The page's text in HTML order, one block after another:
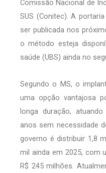
Comissão Nacional de
SUS (Conitec). A
ser publicada nos
o método esteja
saúde (UBS) ainda no
Segundo o MS, o
uma opção vantajosa
longa duração,
anos sem necessidade
governo é distribuir 1,8
mil ainda em 2025, com
R$ 245 milhões.